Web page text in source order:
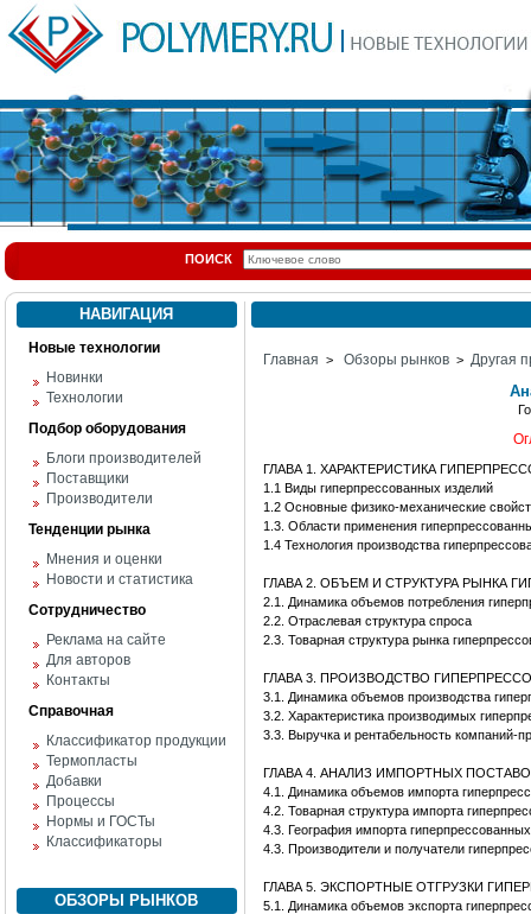
ПОИСК
НАВИГАЦИЯ
Новые технологии
Новинки
Технологии
Подбор оборудования
Блоги производителей
Поставщики
Производители
Тенденции рынка
Мнения и оценки
Новости и статистика
Сотрудничество
Реклама на сайте
Для авторов
Контакты
Справочная
Классификатор продукции
Термопласты
Добавки
Процессы
Нормы и ГОСТы
Классификаторы
ОБЗОРЫ РЫНКОВ
Главная > Обзоры рынков > Другая
ГЛАВА 1. ХАРАКТЕРИСТИКА
1.1 Виды гиперпрессованных изделий
1.2 Основные физико-механические
1.3. Области применения
1.4 Технология производства
ГЛАВА 2. ОБЪЕМ И СТРУКТУРА РЫНКА
2.1. Динамика объемов потребления
2.2. Отраслевая структура спроса
2.3. Товарная структура рынка
ГЛАВА 3. ПРОИЗВОДСТВО
3.1. Динамика объемов производства
3.2. Характеристика производимых
3.3. Выручка и рентабельность компаний-
ГЛАВА 4. АНАЛИЗ ИМПОРТНЫХ
4.1. Динамика объемов импорта
4.2. Товарная структура импорта
4.3. География импорта
4.3. Производители и получатели
ГЛАВА 5. ЭКСПОРТНЫЕ ОТГРУЗКИ
5.1. Динамика объемов экспорта